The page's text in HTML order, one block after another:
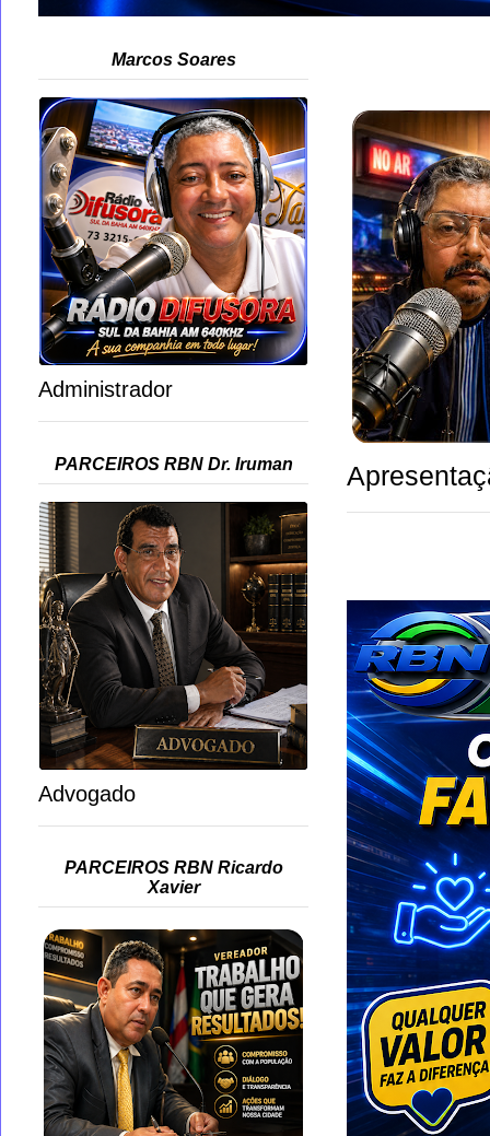
Marcos Soares
Administrador
PARCEIROS RBN Dr. Iruman
Advogado
PARCEIROS RBN Ricardo
Xavier